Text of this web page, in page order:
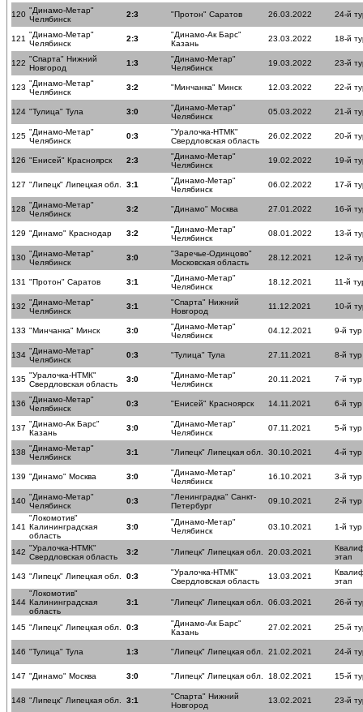
120 "Динамо-Метар"
Челябинск
2:3 "Протон" Саратов 26.03.2022 24-й
121 "Динамо-Метар"
Челябинск
2:3
"Динамо-Ак Барс"
Казань
23.03.2022 18-й
122 "Спарта" Нижний
Новгород
1:3
"Динамо-Метар"
Челябинск
19.03.2022 23-й
123 "Динамо-Метар"
Челябинск
3:2 "Минчанка" Минск 12.03.2022 22-й
124 "Тулица" Тула 3:0
"Динамо-Метар"
Челябинск
05.03.2022 21-й
125 "Динамо-Метар"
Челябинск
0:3
"Уралочка-НТМК"
Свердловская область
26.02.2022 20-й
126 "Енисей" Красноярск 2:3
"Динамо-Метар"
Челябинск
19.02.2022 19-й
127 "Липецк" Липецкая обл. 3:1
"Динамо-Метар"
Челябинск
06.02.2022 17-й
128 "Динамо-Метар"
Челябинск
3:2 "Динамо" Москва 27.01.2022 16-й
129 "Динамо" Краснодар 3:2
"Динамо-Метар"
Челябинск
08.01.2022 13-й
130 "Динамо-Метар"
Челябинск
3:0
"Заречье-Одинцово"
Московская область
28.12.2021 12-й
131 "Протон" Саратов 3:1
"Динамо-Метар"
Челябинск
18.12.2021 11-й
132 "Динамо-Метар"
Челябинск
3:1
"Спарта" Нижний
Новгород
11.12.2021 10-й
133 "Минчанка" Минск 3:0
"Динамо-Метар"
Челябинск
04.12.2021 9-й тур
134 "Динамо-Метар"
Челябинск
0:3 "Тулица" Тула 27.11.2021 8-й тур
135 "Уралочка-НТМК"
Свердловская область
3:0
"Динамо-Метар"
Челябинск
20.11.2021 7-й тур
136 "Динамо-Метар"
Челябинск
0:3 "Енисей" Красноярск 14.11.2021 6-й тур
137 "Динамо-Ак Барс"
Казань
3:0
"Динамо-Метар"
Челябинск
07.11.2021 5-й тур
138 "Динамо-Метар"
Челябинск
3:1 "Липецк" Липецкая обл. 30.10.2021 4-й тур
139 "Динамо" Москва 3:0
"Динамо-Метар"
Челябинск
16.10.2021 3-й тур
140 "Динамо-Метар"
Челябинск
0:3
"Ленинградка" Санкт-
Петербург
09.10.2021 2-й тур
141
"Локомотив"
Калининградская
область
3:0
"Динамо-Метар"
Челябинск
03.10.2021 1-й тур
142 "Уралочка-НТМК"
Свердловская область
3:2 "Липецк" Липецкая обл. 20.03.2021
этап
143 "Липецк" Липецкая обл. 0:3
"Уралочка-НТМК"
Свердловская область
13.03.2021
этап
144
"Локомотив"
Калининградская
область
3:1 "Липецк" Липецкая обл. 06.03.2021 26-й
145 "Липецк" Липецкая обл. 0:3
"Динамо-Ак Барс"
Казань
27.02.2021 25-й
146 "Тулица" Тула 1:3 "Липецк" Липецкая обл. 21.02.2021 24-й
147 "Динамо" Москва 3:0 "Липецк" Липецкая обл. 18.02.2021 15-й
148 "Липецк" Липецкая обл. 3:1
"Спарта" Нижний
Новгород
13.02.2021 23-й